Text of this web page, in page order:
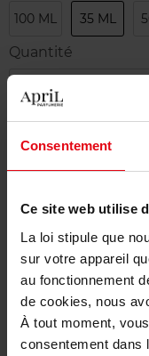
Consentement
Ce site web utilise
La loi stipule que
sur votre appareil
au fonctionnement
de cookies, nous
À tout moment,
consentement dans
100 ML 35 ML
Quantité
Livraison
Livraison
Retour gratuit